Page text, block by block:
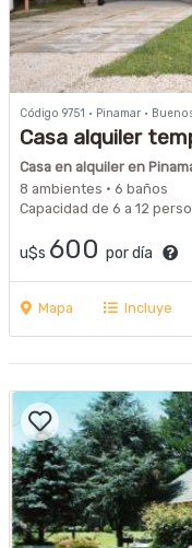
Código 9751 · Pinamar ·
Casa alquiler
Casa en alquiler en
8 ambientes · 6 baños
Capacidad de 6 a 12
u$s 600 por día
Mapa Incluye